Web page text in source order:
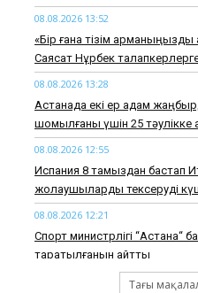
08.08.2026 13:52
«Бір ғана тізім арманыңызды
Саясат Нұрбек
08.08.2026 13:28
Астанада екі ер адам
шомылғаны үшін 25 тәулікке
08.08.2026 12:55
Испания 8 тамыздан бастап
жолаушыларды тексеруді
08.08.2026 12:21
Спорт министрлігі “Астана“
таратылғанын айтты
Тағы